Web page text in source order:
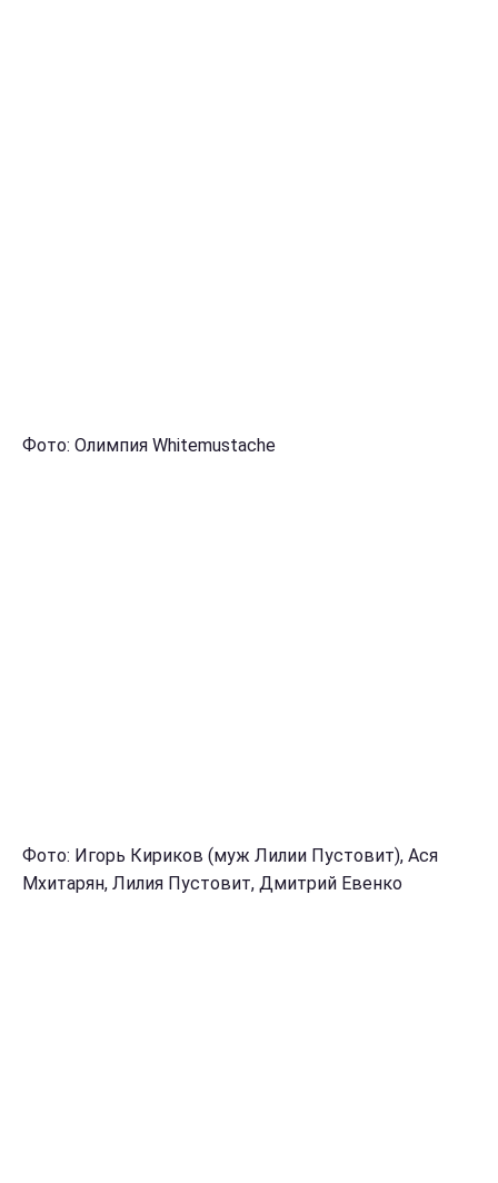
Фото: Олимпия Whitemustache
Фото: Игорь Кириков (муж Лилии Пустовит), Ася
Мхитарян, Лилия Пустовит, Дмитрий Евенко